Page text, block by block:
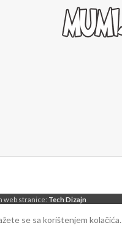
web stranice: Tech Dizajn
se sa korištenjem kolačića.